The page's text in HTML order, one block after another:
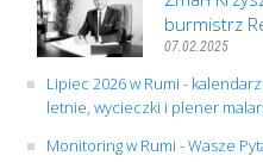
burmistrz
07.02.2025
Lipiec 2026 w Rumi -
letnie, wycieczki i plener
Monitoring w Rumi - Wasze